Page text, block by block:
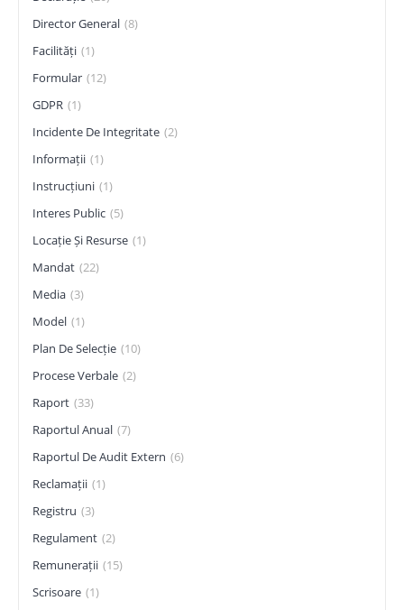
Director General (8)
Facilități (1)
Formular (12)
GDPR (1)
Incidente De Integritate (2)
Informații (1)
Instrucțiuni (1)
Interes Public (5)
Locație Și Resurse (1)
Mandat (22)
Media (3)
Model (1)
Plan De Selecție (10)
Procese Verbale (2)
Raport (33)
Raportul Anual (7)
Raportul De Audit Extern (6)
Reclamații (1)
Registru (3)
Regulament (2)
Remunerații (15)
Scrisoare (1)